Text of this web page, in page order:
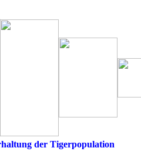
der Tigerpopulation